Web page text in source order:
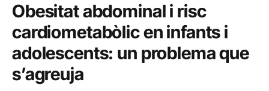
Obesitat abdominal i risc
cardiometabòlic en infants i
adolescents: un problema que
s’agreuja